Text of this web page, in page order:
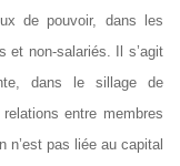
de pouvoir, dans les
et non-salariés. Il s’agit
dans le sillage de
entre membres
pas liée au capital